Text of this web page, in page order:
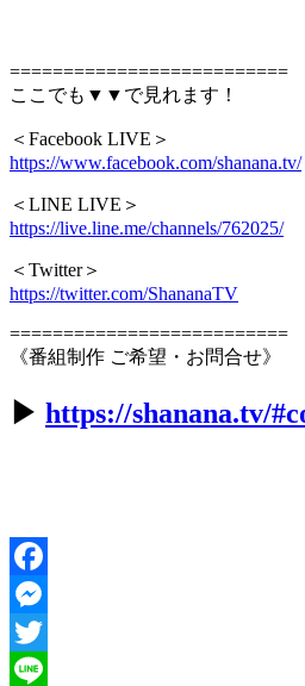
==========================
ここでも▼▼で見れます！
＜Facebook LIVE＞
https://www.facebook.com/shanana.tv/
＜LINE LIVE＞
https://live.line.me/channels/762025/
＜Twitter＞
https://twitter.com/ShananaTV
==========================
《番組制作 ご希望・お問合せ》
▶︎ https://shanana.tv/